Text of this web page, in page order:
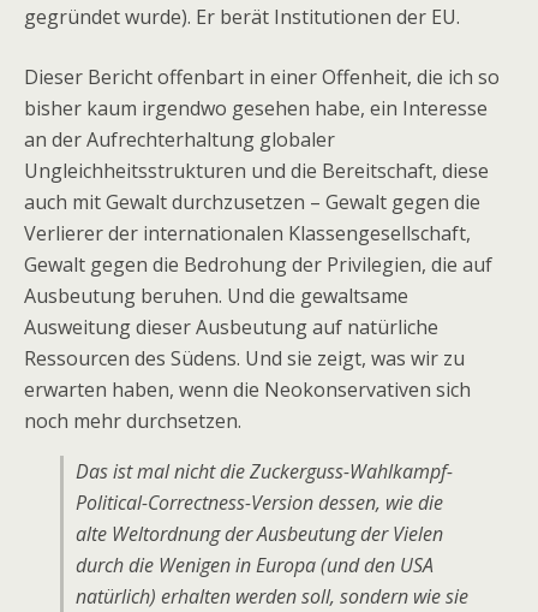
gegründet wurde). Er berät Institutionen der EU.
Dieser Bericht offenbart in einer Offenheit, die ich so
bisher kaum irgendwo gesehen habe, ein Interesse
an der Aufrechterhaltung globaler
Ungleichheitsstrukturen und die Bereitschaft, diese
auch mit Gewalt durchzusetzen – Gewalt gegen die
Verlierer der internationalen Klassengesellschaft,
Gewalt gegen die Bedrohung der Privilegien, die auf
Ausbeutung beruhen. Und die gewaltsame
Ausweitung dieser Ausbeutung auf natürliche
Ressourcen des Südens. Und sie zeigt, was wir zu
erwarten haben, wenn die Neokonservativen sich
noch mehr durchsetzen.
Das ist mal nicht die Zuckerguss-Wahlkampf-
Political-Correctness-Version dessen, wie die
alte Weltordnung der Ausbeutung der Vielen
durch die Wenigen in Europa (und den USA
natürlich) erhalten werden soll, sondern wie sie